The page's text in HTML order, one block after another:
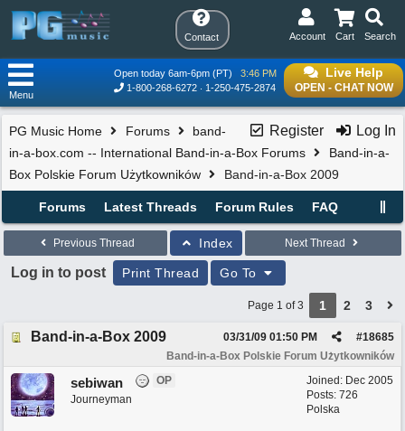
Contact Search
Cart
Account
Live Help
OPEN - CHAT NOW
Open today 6am-6pm (PT)
3:46 PM
1-800-268-6272
1-250-475-2874
Menu
Register Log In
PG Music Home Forums
band-
in-a-box.com -- International Band-in-a-Box Forums
Band-in-a-
Box Polskie Forum Użytkowników
Band-in-a-Box 2009
Forums Latest Threads Forum Rules FAQ
Previous Thread Index Next Thread
Log in to post Print Thread Go To
Page 1 of 3 1 2 3
Band-in-a-Box 2009 #18685
03/31/09 01:50 PM
Band-in-a-Box Polskie Forum Użytkowników
Joined: Dec 2005
Posts: 726
Polska
sebiwan
OP
Journeyman